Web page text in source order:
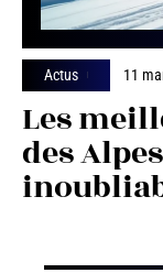
Actus 11
Les
des